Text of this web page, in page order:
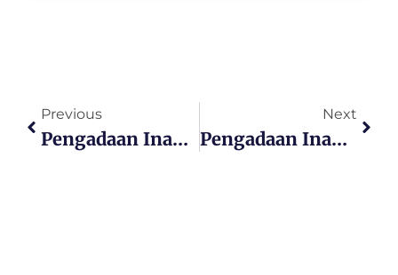
Previous
Pengadaan Inaproc Kabupaten Aceh Barat Daya Alat Pertanian
Next
Pengadaan Inaproc Kabupaten Aceh Besar Alat Berat Traktor